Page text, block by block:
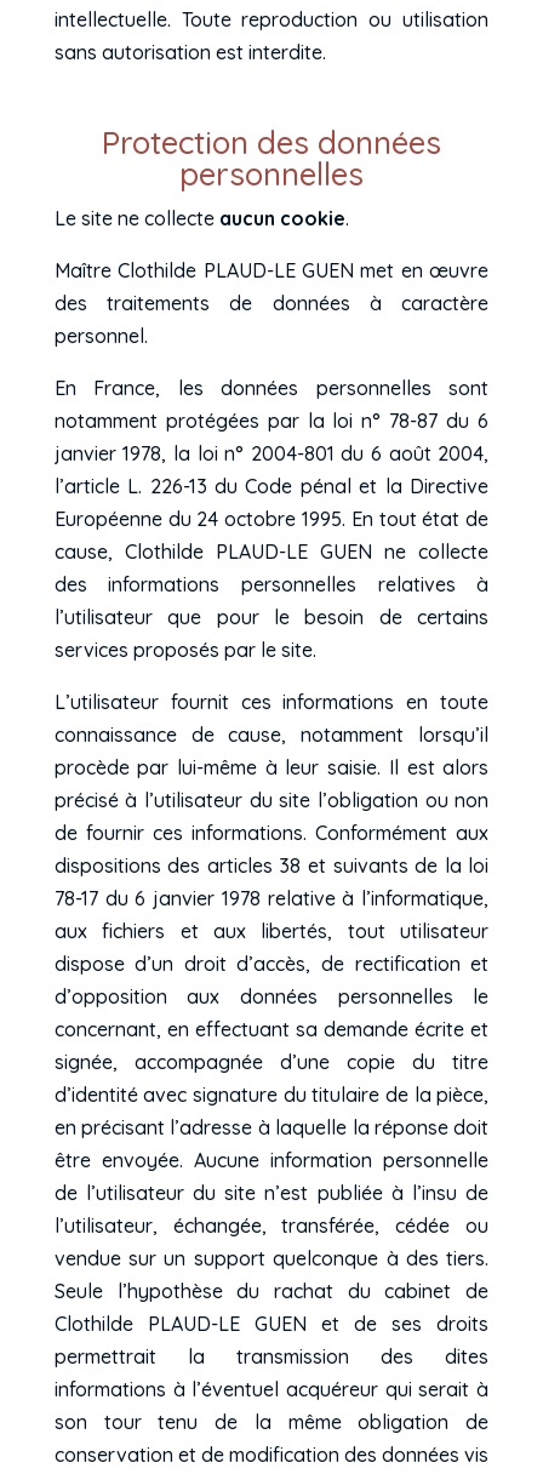
intellectuelle. Toute reproduction ou utilisation
sans autorisation est interdite.
Protection des données
personnelles
Le site ne collecte aucun cookie.
Maître Clothilde PLAUD-LE GUEN met en œuvre
des traitements de données à caractère
personnel.
En France, les données personnelles sont
notamment protégées par la loi n° 78-87 du 6
janvier 1978, la loi n° 2004-801 du 6 août 2004,
l’article L. 226-13 du Code pénal et la Directive
Européenne du 24 octobre 1995. En tout état de
cause, Clothilde PLAUD-LE GUEN ne collecte
des informations personnelles relatives à
l’utilisateur que pour le besoin de certains
services proposés par le site.
L’utilisateur fournit ces informations en toute
connaissance de cause, notamment lorsqu’il
procède par lui-même à leur saisie. Il est alors
précisé à l’utilisateur du site l’obligation ou non
de fournir ces informations. Conformément aux
dispositions des articles 38 et suivants de la loi
78-17 du 6 janvier 1978 relative à l’informatique,
aux fichiers et aux libertés, tout utilisateur
dispose d’un droit d’accès, de rectification et
d’opposition aux données personnelles le
concernant, en effectuant sa demande écrite et
signée, accompagnée d’une copie du titre
d’identité avec signature du titulaire de la pièce,
en précisant l’adresse à laquelle la réponse doit
être envoyée. Aucune information personnelle
de l’utilisateur du site n’est publiée à l’insu de
l’utilisateur, échangée, transférée, cédée ou
vendue sur un support quelconque à des tiers.
Seule l’hypothèse du rachat du cabinet de
Clothilde PLAUD-LE GUEN et de ses droits
permettrait la transmission des dites
informations à l’éventuel acquéreur qui serait à
son tour tenu de la même obligation de
conservation et de modification des données vis